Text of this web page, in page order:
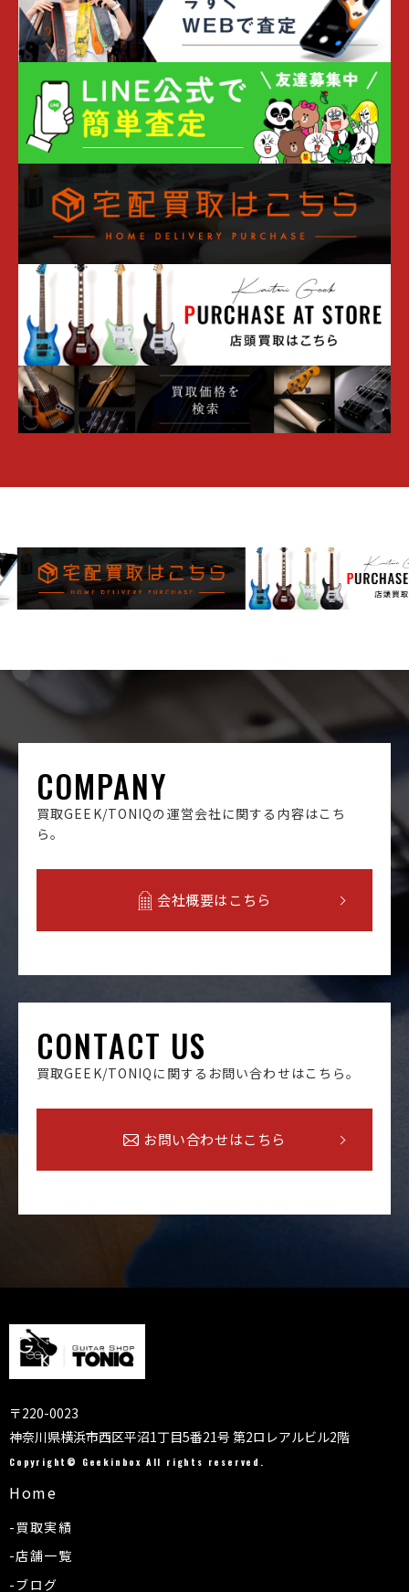
COMPANY
買取GEEK/TONIQの運営会社に関する内容はこち
ら。
会社概要はこちら
CONTACT US
買取GEEK/TONIQに関するお問い合わせはこちら。
お問い合わせはこちら
〒220-0023
神奈川県横浜市西区平沼1丁目5番21号 第2ロレアルビル2階
Copyright© Geekinbox All rights reserved.
Home
-買取実績
-店舗一覧
-ブログ